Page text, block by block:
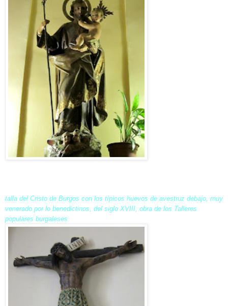
talla del Cristo de Burgos con los típicos huevos de avestruz debajo, muy
venerado por lo benedictinos, del siglo XVIII, obra de los Talleres
populares burgaleses